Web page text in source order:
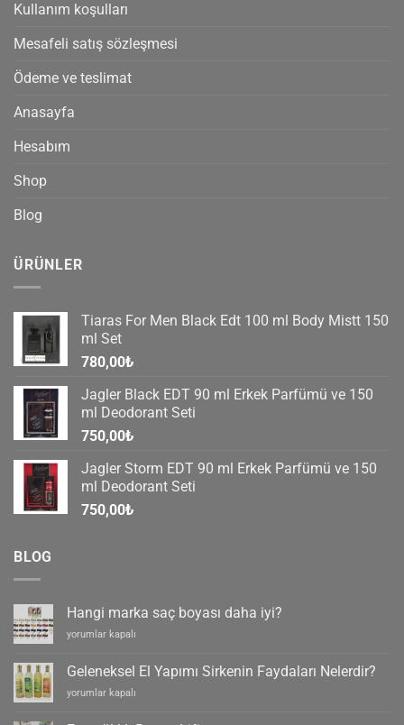
Kullanım koşulları
Mesafeli satış sözleşmesi
Ödeme ve teslimat
Anasayfa
Hesabım
Shop
Blog
ÜRÜNLER
Tiaras For Men Black Edt 100 ml Body Mistt 150
ml Set
780,00₺
Jagler Black EDT 90 ml Erkek Parfümü ve 150
ml Deodorant Seti
750,00₺
Jagler Storm EDT 90 ml Erkek Parfümü ve 150
ml Deodorant Seti
750,00₺
BLOG
Hangi marka saç boyası daha iyi?
Hangi
saç
boyası
daha
yorumlar kapalı
Geleneksel El Yapımı Sirkenin Faydaları Nelerdir?
Geleneksel
Yapımı
yorumlar kapalı